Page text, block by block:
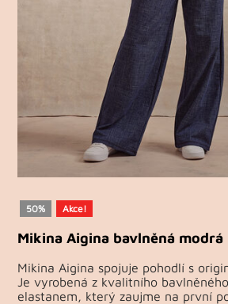
50% Akce!
Mikina Aigina bavlněná modrá
Mikina Aigina spojuje pohodlí s
Je vyrobená z kvalitního
elastanem, který zaujme na první